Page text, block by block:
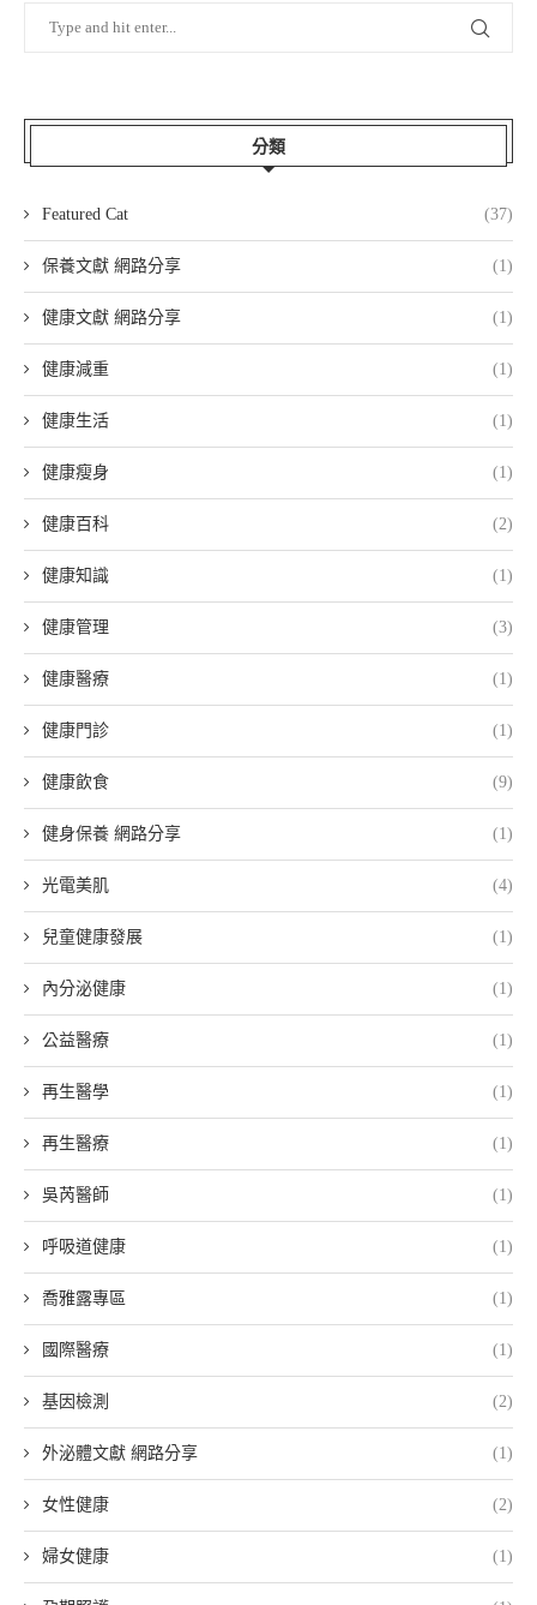
分類
Featured Cat (37)
保養文獻 網路分享 (1)
健康文獻 網路分享 (1)
健康減重 (1)
健康生活 (1)
健康瘦身 (1)
健康百科 (2)
健康知識 (1)
健康管理 (3)
健康醫療 (1)
健康門診 (1)
健康飲食 (9)
健身保養 網路分享 (1)
光電美肌 (4)
兒童健康發展 (1)
內分泌健康 (1)
公益醫療 (1)
再生醫學 (1)
再生醫療 (1)
吳芮醫師 (1)
呼吸道健康 (1)
喬雅露專區 (1)
國際醫療 (1)
基因檢測 (2)
外泌體文獻 網路分享 (1)
女性健康 (2)
婦女健康 (1)